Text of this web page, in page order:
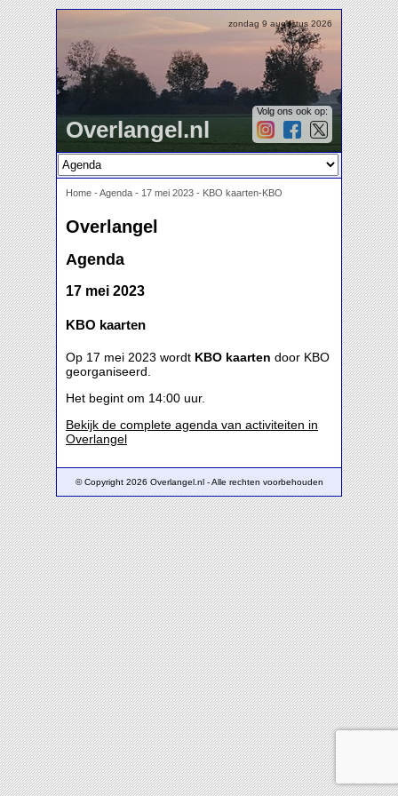
zondag 9 augustus 2026
Overlangel.nl
Volg ons ook op:
Home -Agenda - 17 mei 2023 - KBO kaarten-KBO
Overlangel
Agenda
17 mei 2023
KBO kaarten
Op 17 mei 2023 wordt KBO kaarten door KBO
georganiseerd.
Het begint om 14:00 uur.
Bekijk de complete agenda van activiteiten in
Overlangel
© Copyright 2026 Overlangel.nl - Alle rechten voorbehouden